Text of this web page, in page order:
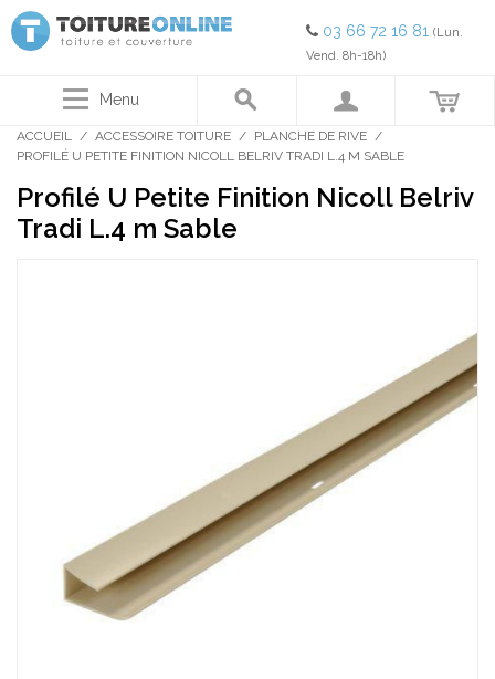
03 66 72 16 81 (Lun.
Vend. 8h-18h)
Menu
ACCUEIL / ACCESSOIRE TOITURE / PLANCHE DE RIVE /
PROFILÉ U PETITE FINITION NICOLL BELRIV TRADI L.4 M SABLE
Profilé U Petite Finition Nicoll Belriv
Tradi L.4 m Sable